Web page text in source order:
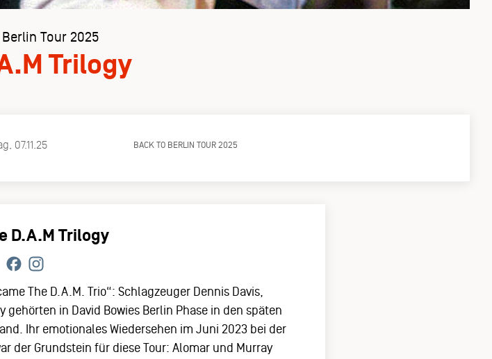
Berlin Tour 2025
Trilogy
07.11.25 BACK TO BERLIN TOUR 2025
D.A.M Trilogy
The D.A.M. Trio“: Schlagzeuger Dennis Davis,
gehörten in David Bowies Berlin Phase in den späten
Ihr emotionales Wiedersehen im Juni 2023 bei der
der Grundstein für diese Tour: Alomar und Murray